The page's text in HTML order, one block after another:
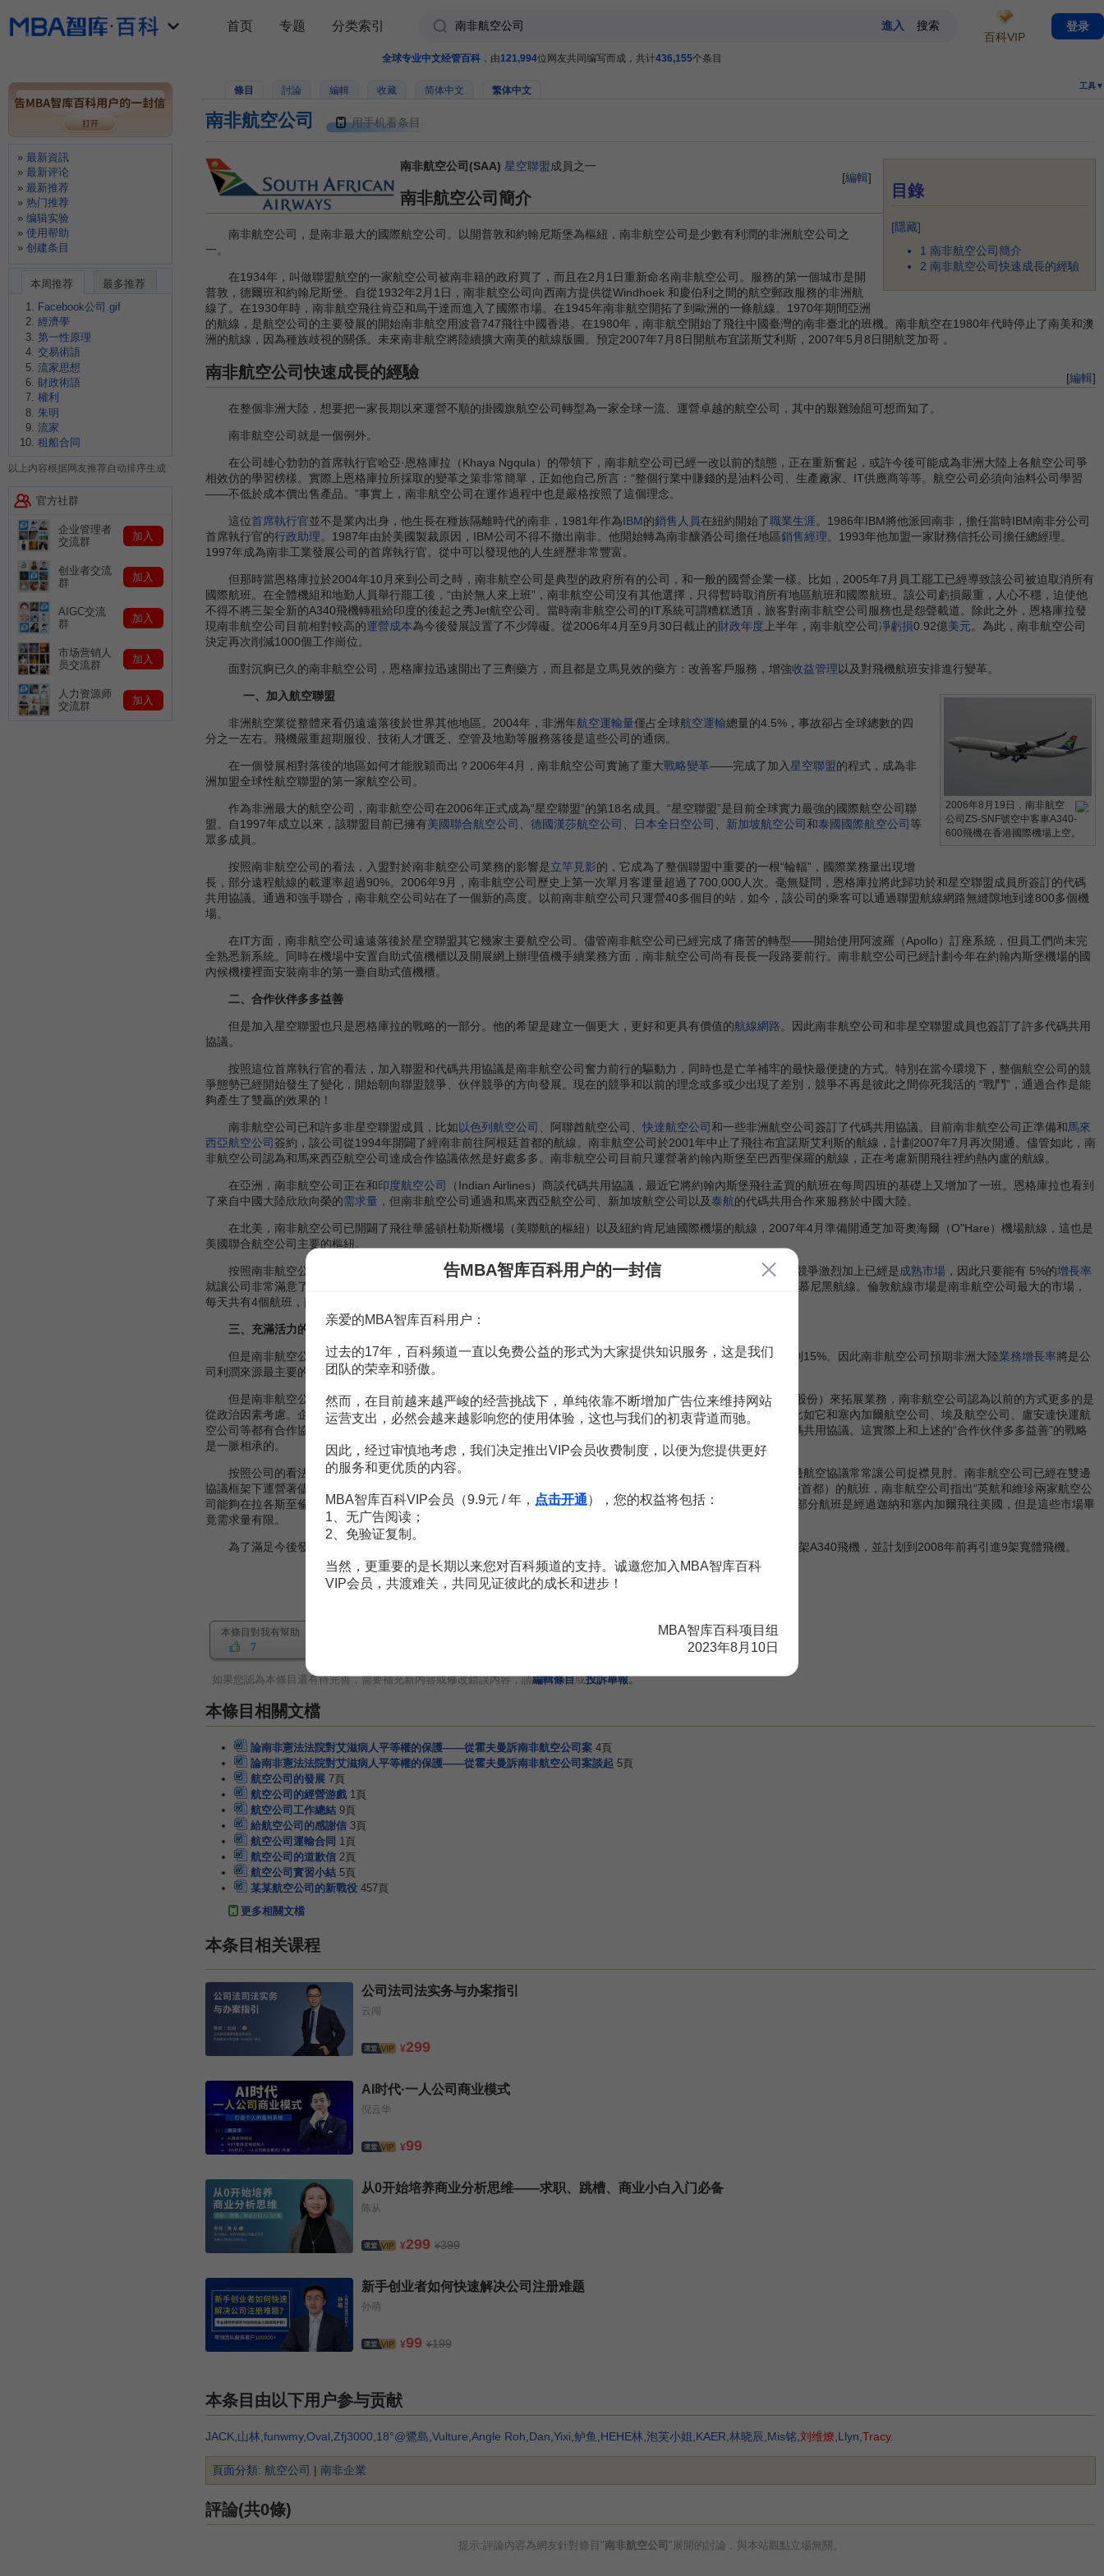
全球专业中文经管百科 ，由121,994位网友共同编写而成，共计436,155个条目
條目 討論 編輯 收藏 简体中文 繁体中文 工具▼
南非航空公司 用手机看条目
南非航空公司(SAA) 星空聯盟成員之一
目錄
[隱藏]
1 南非航空公司簡介
2 南非航空公司快速成長的經驗
[編輯]
南非航空公司簡介
南非航空公司，是南非最大的國際航空公司。以開普敦和約翰尼斯堡為樞紐，南非航空公司是少數有利潤的非洲航空公司之
一。
在1934年，叫做聯盟航空的一家航空公司被南非籍的政府買了，而且在2月1日重新命名南非航空公司。服務的第一個城市是開
普敦，德爾班和約翰尼斯堡。自從1932年2月1日，南非航空公司向西南方提供從Windhoek 和慶伯利之間的航空郵政服務的非洲航
線了。在1930年時，南非航空飛往肯亞和烏干達而進入了國際市場。在1945年南非航空開拓了到歐洲的一條航線。1970年期間亞洲
的航線，是航空公司的主要發展的開始南非航空用波音747飛往中國香港。在1980年，南非航空開始了飛往中國臺灣的南非臺北的班機。南非航空在1980年代時停止了南美和澳
洲的航線，因為種族歧視的關係。未來南非航空將陸續擴大南美的航線版圖。預定2007年7月8日開航布宜諾斯艾利斯，2007年5月8日開航芝加哥 。
[編輯]
南非航空公司快速成長的經驗
在整個非洲大陸，想要把一家長期以來運營不順的掛國旗航空公司轉型為一家全球一流、運營卓越的航空公司，其中的艱難險阻可想而知了。
南非航空公司就是一個例外。
在公司雄心勃勃的首席執行官哈亞·恩格庫拉（Khaya Ngqula）的帶領下，南非航空公司已經一改以前的頹態，正在重新奮起，或許今後可能成為非洲大陸上各航空公司爭
相效仿的學習榜樣。實際上恩格庫拉所採取的變革之策非常簡單，正如他自己所言：“整個行業中賺錢的是油料公司、生產廠家、IT供應商等等。航空公司必須向油料公司學習
——不低於成本價出售產品。”事實上，南非航空公司在運作過程中也是嚴格按照了這個理念。
這位首席執行官並不是業內出身，他生長在種族隔離時代的南非，1981年作為IBM的銷售人員在紐約開始了職業生涯。1986年IBM將他派回南非，擔任當時IBM南非分公司
首席執行官的行政助理。1987年由於美國製裁原因，IBM公司不得不撤出南非。他開始轉為南非釀酒公司擔任地區銷售經理。1993年他加盟一家財務信托公司擔任總經理。
1997年成為南非工業發展公司的首席執行官。從中可以發現他的人生經歷非常豐富。
但那時當恩格庫拉於2004年10月來到公司之時，南非航空公司是典型的政府所有的公司，和一般的國營企業一樣。比如，2005年7月員工罷工已經導致該公司被迫取消所有
國際航班。在全體機組和地勤人員舉行罷工後，“由於無人來上班”，南非航空公司沒有其他選擇，只得暫時取消所有地區航班和國際航班。該公司虧損嚴重，人心不穩，迫使他
不得不將三架全新的A340飛機轉租給印度的後起之秀Jet航空公司。當時南非航空公司的IT系統可謂糟糕透頂，旅客對南非航空公司服務也是怨聲載道。除此之外，恩格庫拉發
現南非航空公司目前相對較高的運營成本為今後發展設置了不少障礙。從2006年4月至9月30日截止的財政年度 上半年，南非航空公司凈虧損0.92億美元。為此，南非航空公司
決定再次削減1000個工作崗位。
面對沉痾已久的南非航空公司，恩格庫拉迅速開出了三劑藥方，而且都是立馬見效的藥方：改善客戶服務，增強收益管理 以及對飛機航班安排進行變革。
2006年8月19日，南非航空
公司ZS-SNF號空中客車A340-
600飛機在香港國際機場上空。
一、加入航空聯盟
非洲航空業從整體來看仍遠遠落後於世界其他地區。2004年，非洲年航空運輸量僅占全球航空運輸總量的4.5%，事故卻占全球總數的四
分之一左右。飛機嚴重超期服役、技術人才匱乏、空管及地勤等服務落後是這些公司的通病。
在一個發展相對落後的地區如何才能脫穎而出？2006年4月，南非航空公司實施了重大戰略變革——完成了加入星空聯盟的程式，成為非
洲加盟全球性航空聯盟的第一家航空公司。
作為非洲最大的航空公司，南非航空公司在2006年正式成為“星空聯盟”的第18名成員。“星空聯盟”是目前全球實力最強的國際航空公司聯
盟。自1997年成立以來，該聯盟目前已擁有美國聯合航空公司 德國漢莎航空公司 日本全日空公司 新加坡航空公司和泰國國際航空公司 等
眾多成員。
按照南非航空公司的看法，入盟對於南非航空公司業務的影響是立竿見影的，它成為了整個聯盟中重要的一根“輪輻”，國際業務量出現增
長，部分遠程航線的載運率超過90%。2006年9月，南非航空公司歷史上第一次單月客運量超過了700,000人次。毫無疑問，恩格庫拉將此歸功於和星空聯盟成員所簽訂的代碼
共用協議。通過和強手聯合，南非航空公司站在了一個新的高度。以前南非航空公司只運營40多個目的站，如今，該公司的乘客可以通過聯盟航線網路無縫隙地到達800多個機
場。
在IT方面，南非航空公司遠遠落後於星空聯盟其它幾家主要航空公司。儘管南非航空公司已經完成了痛苦的轉型——開始使用阿波羅（Apollo）訂座系統，但員工們尚未完
全熟悉新系統。同時在機場中安置自助式值機櫃以及開展網上辦理值機手續業務方面，南非航空公司尚有長長一段路要前行。南非航空公司已經計劃今年在約翰內斯堡機場的國
內候機樓裡面安裝南非的第一臺自助式值機櫃。
二、合作伙伴多多益善
但是加入星空聯盟也只是恩格庫拉的戰略的一部分。他的希望是建立一個更大，更好和更具有價值的航線網路。因此南非航空公司和非星空聯盟成員也簽訂了許多代碼共用
協議。
按照這位首席執行官的看法，加入聯盟和代碼共用協議是南非航空公司奮力前行的驅動力，同時也是亡羊補牢的最快最便捷的方式。特別在當今環境下，整個航空公司的競
爭態勢已經開始發生了變化，開始朝向聯盟競爭、伙伴競爭的方向發展。現在的競爭和以前的理念或多或少出現了差別，競爭不再是彼此之間你死我活的 “戰鬥”，通過合作是能
夠產生了雙贏的效果的！
南非航空公司已和許多非星空聯盟成員，比如 以色列航空公司 、阿聯酋航空公司、 快達航空公司和一些非洲航空公司簽訂了代碼共用協議。目前南非航空公司正準備和馬來
西亞航空公司 簽約，該公司從1994年開闢了經南非前往阿根廷首都的航線。南非航空公司於2001年中止了飛往布宜諾斯艾利斯的航線，計劃2007年7月再次開通。儘管如此，南
非航空公司認為和馬來西亞航空公司達成合作協議依然是好處多多。南非航空公司目前只運營著約翰內斯堡至巴西聖保羅的航線，正在考慮新開飛往裡約熱內盧的航線。
在亞洲，南非航空公司正在和印度航空公司
（Indian Airlines）商談代碼共用協議，最近它將約翰內斯堡飛往孟買的航班在每周四班的基礎上又增加了一班。恩格庫拉也看到
了來自中國大陸欣欣向榮的需求量 ，但南非航空公司通過和馬來西亞航空公司、新加坡航空公司以及泰航的代碼共用合作來服務於中國大陸。
在北美，南非航空公司已開闢了飛往華盛頓杜勒斯機場（美聯航的樞紐）以及紐約肯尼迪國際機場的航線，2007年4月準備開通芝加哥奧海爾（O"Hare）機場航線，這也是
美國聯合航空公司主要的樞紐。
按照南非航空公司預測，來往於亞洲、北美和南美的業務收入將每年增長7-9%。相比之下，來往歐洲業務量由於競爭激烈加上已經是成熟市場 ，因此只要能有 5%的增長率
就讓公司非常滿意了。目前南非航空公司運營著法蘭克福、倫敦希思羅、巴黎、蘇黎士航線，今年7月將增加飛往德國慕尼黑航線。倫敦航線市場是南非航空公司最大的市場，
每天共有4個航班，南非航空公司正準備
三、充滿活力的黑土地
但是南非航空公司首席執行官最大的希望依然來自於尚未開墾的處女地——非洲市場，他預測每年的增長率會達到15%。因此南非航空公司預期非洲大陸業務增長率將是公
司利潤來源最主要的部分。南非航空公司已運營了本土大陸20多個城市，目前還在不斷開闢新的非洲航線。
但是南非航空公司已放棄了以前戰略——通過收購非洲其它航空公司（比如2002年收購了坦尚尼亞航空公司49%股份）來拓展業務，南非航空公司認為以前的方式更多的是
從政治因素考慮。企業就是企業！因此，南非航空公司更願意通過代碼共用、固定艙位等方式來建立合作伙伴關係。比如它和塞內加爾航空公司、埃及航空公司、盧安達快運航
空公司等都有合作協議。南非航空公司正計劃和模里西斯航空公司、迦納國際航空和奈及利亞
等簽署代碼共用協議。這實際上和上述的“合作伙伴多多益善”的戰略
是一脈相承的。
按照公司的看法，南非航空公司在非洲航線上最大的挑戰並非是找不到合適的合作伙伴或是缺乏需求，實際上雙邊航空協議常常讓公司捉襟見肘。南非航空公司已經在雙邊
協議框架下運營著儘可能的航班數。比如南非航空公司管理層一直懷有怨言，無法再增加飛往拉各斯（Lagos奈及利亞首都）的航班，南非航空公司指出“英航和維珍兩家航空公
司能夠在拉各斯至倫敦航線上不受限制運營，政府控制了所有的航班頻率和起降時候”。又如，目前，南非航空公司有部分航班是經過迦納和塞內加爾飛往美國，但是這些市場畢
竟需求量有限。
為了滿足今後發展，南非航空公司已經計劃引進更多的寬體飛機。同時，南非航空公司已經召回了租賃給印度的3架A340飛機，並計划到2008年前再引進9架寬體飛機。
本條目對我有幫助
7
如果您認為本條目還有待完善，需要補充新內容或修改錯誤內容，請編輯條目或投訴舉報。
本條目相關文檔
論南非憲法法院對艾滋病人平等權的保護——從霍夫曼訴南非航空公司案 4頁
論南非憲法法院對艾滋病人平等權的保護——從霍夫曼訴南非航空公司案談起 5頁
航空公司的發展 7頁
航空公司的經營游戲 1頁
航空公司工作總結 9頁
給航空公司的感謝信 3頁
航空公司運輸合同 1頁
航空公司的道歉信 2頁
航空公司實習小結 5頁
某某航空公司的新戰役 457頁
更多相關文檔
本条目相关课程
公司法司法实务与办案指引
云闯
¥299
AI时代·一人公司商业模式
倪云华
¥99
从0开始培养商业分析思维——求职、跳槽、商业小白入门必备
陈从
¥299 ¥399
新手创业者如何快速解决公司注册难题
孙萌
¥99 ¥199
本条目由以下用户参与贡献
JACK,山林,funwmy,Oval,Zfj3000,18°@鷺島,Vulture,Angle Roh,Dan,Yixi,鲈鱼 ,HEHE林,泡芙小姐,KAER,林晓辰,Mis铭,刘维燎,Llyn,Tracy.
頁面分類: 航空公司 | 南非企業
評論(共0條)
提示:評論內容為網友針對條目"南非航空公司 "展開的討論，與本站觀點立場無關。
首页 专题 分类索引
百科VIP
登录
最新資訊
最新评论
最新推荐
热门推荐
编辑实验
使用帮助
创建条目
本周推荐
最多推荐
Facebook公司.gif
經濟學
第一性原理
交易術語
流家思想
財政術語
權利
朱明
流家
租船合同
以上内容根据网友推荐自动排序生成
官方社群
企业管理者
交流群
加入
创业者交流
群
加入
AIGC交流
群
加入
市场营销人
员交流群
加入
人力资源师
交流群
加入
告MBA智库百科用户的一封信
亲爱的MBA智库百科用户：
过去的17年，百科频道一直以免费公益的形式为大家提供知识服务，这是我们
团队的荣幸和骄傲。
然而，在目前越来越严峻的经营挑战下，单纯依靠不断增加广告位来维持网站
运营支出，必然会越来越影响您的使用体验，这也与我们的初衷背道而驰。
因此，经过审慎地考虑，我们决定推出VIP会员收费制度，以便为您提供更好
的服务和更优质的内容。
MBA智库百科VIP会员（9.9元 / 年， 点击开通），您的权益将包括：
1、无广告阅读；
2、免验证复制。
当然，更重要的是长期以来您对百科频道的支持。诚邀您加入MBA智库百科
VIP会员，共渡难关，共同见证彼此的成长和进步！
MBA智库百科项目组
2023年8月10日